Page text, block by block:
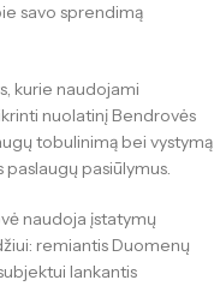
savo sprendimą
kurie naudojami
nuolatinį Bendrovės
tobulinimą bei vystymą
pasiūlymus.
naudoja įstatymų
remiantis Duomenų
lankantis